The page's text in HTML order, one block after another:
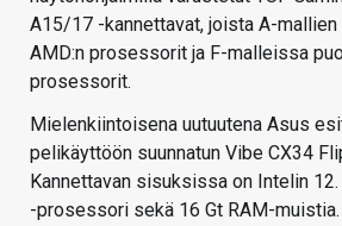
A15/17 -kannettavat, joista A-
AMD:n prosessorit ja F-malleissa
prosessorit.
Mielenkiintoisena uutuutena Asus
pelikäyttöön suunnatun Vibe CX34
Kannettavan sisuksissa on Intelin
-prosessori sekä 16 Gt RAM-